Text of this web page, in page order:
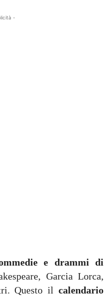
-
e drammi di
Garcia Lorca,
Questo il calendario